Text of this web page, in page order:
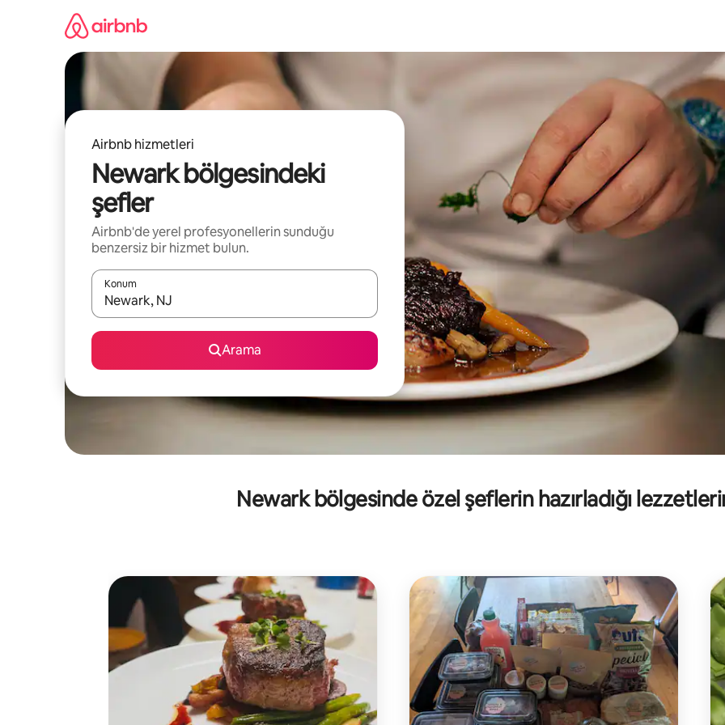
Airbnb hizmetleri
Newark bölgesindeki
şefler
Airbnb'de yerel profesyonellerin sunduğu
benzersiz bir hizmet bulun.
Konum
Sonuçlar kullanılabilir olduğunda yukarı ve aşağı oklarıyla gezinin veya dokunarak ya da kaydırma hareketleriyle
Arama
Newark bölgesinde özel şeflerin hazırladığı